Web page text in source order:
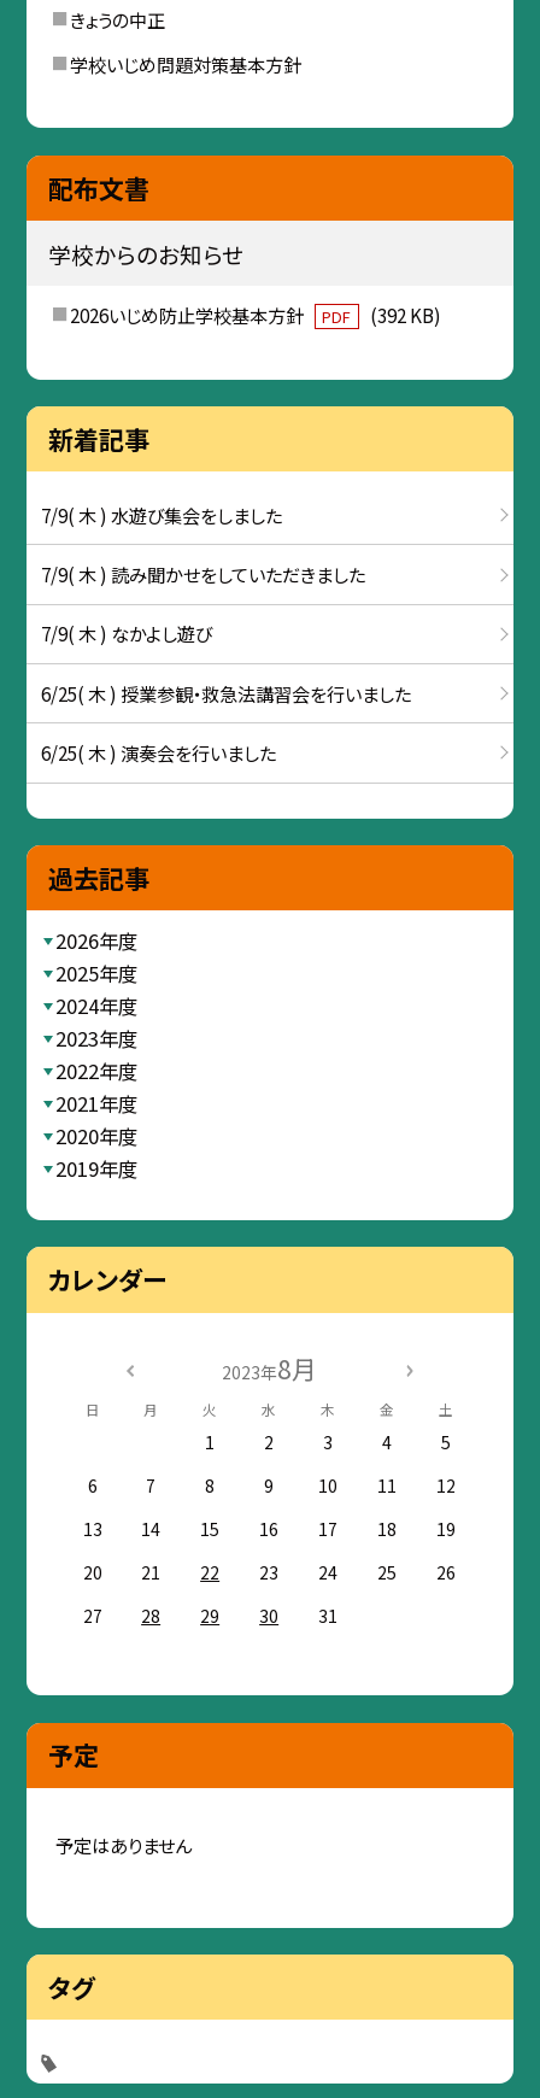
きょうの中正
学校いじめ問題対策基本方針
配布文書
学校からのお知らせ
2026いじめ防止学校基本方針 PDF (392 KB)
新着記事
7/9( 木 ) 水遊び集会をしました
7/9( 木 ) 読み聞かせをしていただきました
7/9( 木 ) なかよし遊び
6/25( 木 ) 授業参観・救急法講習会を行いました
6/25( 木 ) 演奏会を行いました
過去記事
2026年度
2025年度
2024年度
2023年度
2022年度
2021年度
2020年度
2019年度
カレンダー
2023年8月
日 月 火 水 木 金 土
1 2 3 4
5
6
7 8 9 10 11
12
13
14 15 16 17 18
19
20
21 22 23 24 25
26
27
28 29 30 31
予定
予定はありません
タグ